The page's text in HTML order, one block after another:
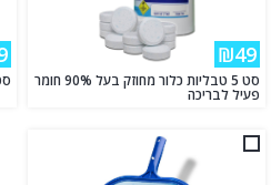
₪49
סט 5 טבליות כלור מחוזק בעל 90% חומר
פעיל לבריכה